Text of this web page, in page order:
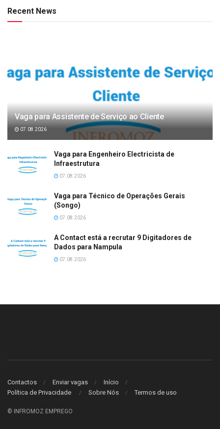
Recent News
Vaga para Assistente de Serviço ao Cliente
07.08.2026
Vaga para Engenheiro Electricista de
Infraestrutura
07.08.2026
Vaga para Técnico de Operações Gerais
(Songo)
07.08.2026
A Contact está a recrutar 9 Digitadores de
Dados para Nampula
07.08.2026
Contactos Enviar vagas
Início
Política de Privacidade
Sobre Nós Termos de uso
© INFROMOZ EMPREGO